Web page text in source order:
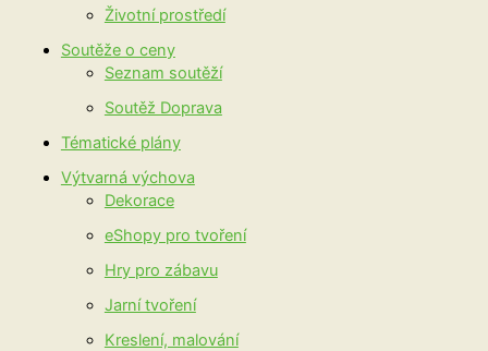
Životní prostředí
Soutěže o ceny
Seznam soutěží
Soutěž Doprava
Tématické plány
Výtvarná výchova
Dekorace
eShopy pro tvoření
Hry pro zábavu
Jarní tvoření
Kreslení, malování